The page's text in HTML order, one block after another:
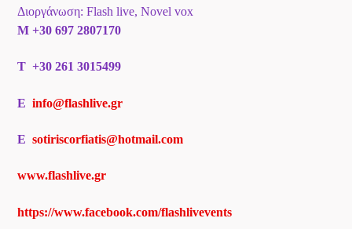
Διοργάνωση: Flash live, Novel vox
M+30 697 2807170
T+30 261 3015499
Einfo@flashlive.gr
Esotiriscorfiatis@hotmail.com
www.flashlive.gr
https://www.facebook.com/flashlivevents